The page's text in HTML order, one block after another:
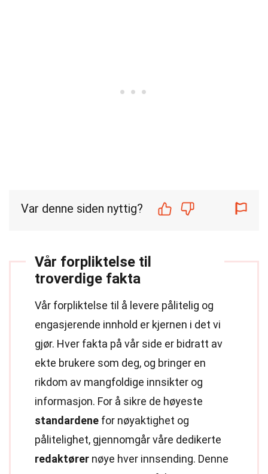
Var denne siden nyttig?
Vår forpliktelse til
troverdige fakta
Vår forpliktelse til å levere pålitelig og
engasjerende innhold er kjernen i det vi
gjør. Hver fakta på vår side er bidratt av
ekte brukere som deg, og bringer en
rikdom av mangfoldige innsikter og
informasjon. For å sikre de høyeste
standardene for nøyaktighet og
pålitelighet, gjennomgår våre dedikerte
redaktører nøye hver innsending. Denne